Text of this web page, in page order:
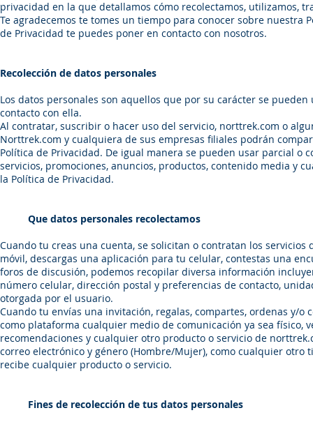
privacidad en la que detallamos cómo recolectamos, utilizamos,
Te agradecemos te tomes un tiempo para conocer sobre
de Privacidad te puedes poner en contacto con nosotros.
Recolección de datos personales
Los datos personales son aquellos que por su carácter se
contacto con ella.
Al contratar, suscribir o hacer uso del servicio, norttrek.com o
Norttrek.com y cualquiera de sus empresas filiales podrán
Política de Privacidad. De igual manera se pueden usar parcial
servicios, promociones, anuncios, productos, contenido media y
la Política de Privacidad.
Que datos personales recolectamos
Cuando tu creas una cuenta, se solicitan o contratan los servicios
móvil, descargas una aplicación para tu celular, contestas una
foros de discusión, podemos recopilar diversa información
número celular, dirección postal y preferencias de contacto,
otorgada por el usuario.
Cuando tu envías una invitación, regalas, compartes, ordenas y/
como plataforma cualquier medio de comunicación ya sea físico,
recomendaciones y cualquier otro producto o servicio de
correo electrónico y género (Hombre/Mujer), como cualquier
recibe cualquier producto o servicio.
Fines de recolección de tus datos personales